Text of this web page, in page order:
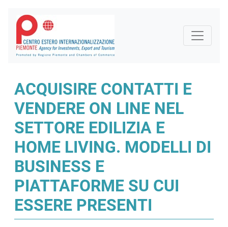
ACQUISIRE CONTATTI E
VENDERE ON LINE NEL
SETTORE EDILIZIA E
HOME LIVING. MODELLI DI
BUSINESS E
PIATTAFORME SU CUI
ESSERE PRESENTI